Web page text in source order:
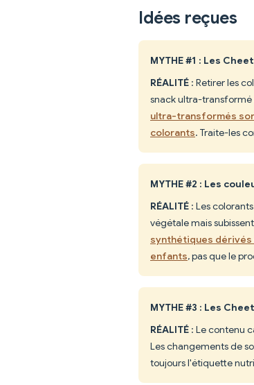
Idées reçues
MYTHE #1 : Les
RÉALITÉ : Retirer les
snack ultra-transformé
ultra-transformés
colorants. Traite-les
MYTHE #2 : Les
RÉALITÉ : Les
végétale mais
synthétiques dérivés
enfants, pas que le
MYTHE #3 : Les
RÉALITÉ : Le contenu
Les changements de
toujours l'étiquette